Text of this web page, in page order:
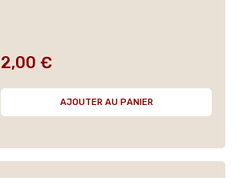
Prix
2,00 €
AJOUTER AU PANIER